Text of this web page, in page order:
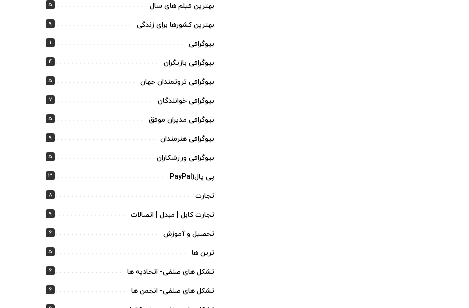
بهترین فیلم های سال 5
بهترین کشورها برای زندگی 9
بیوگرافی 1
بیوگرافی بازیگران 4
بیوگرافی ثروتمندان جهان 5
بیوگرافی خوانندگان 7
بیوگرافی مدیران موفق 5
بیوگرافی هنرمندان 9
بیوگرافی ورزشکاران 5
پی پال(PayPal 3
تجارت 8
تجارت کابل | مبدل | اتصالات 9
تحصیل و آموزش 6
ترین ها 5
تشکل های صنفی- اتحادیه ها 6
تشکل های صنفی- انجمن ها 6